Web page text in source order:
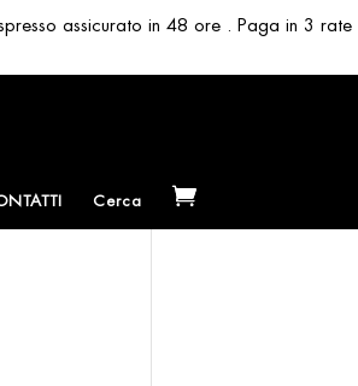
Cerca
assicurato in 48 ore . Paga in 3 rate